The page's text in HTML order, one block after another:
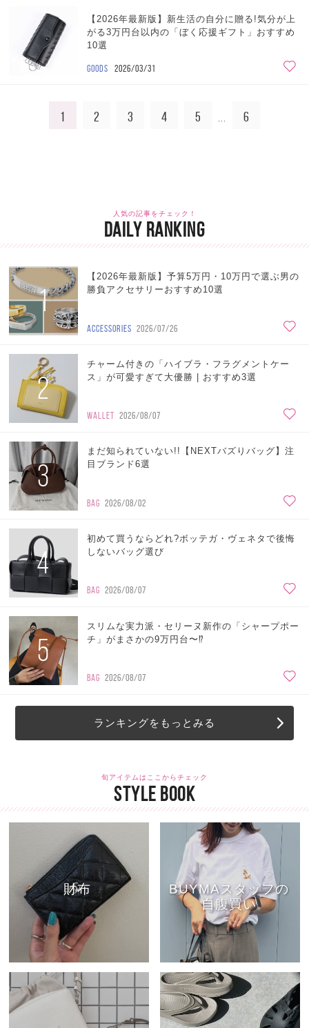
【2026年最新版】新生活の自分に贈る!気分が上
がる3万円台以内の「ぼく応援ギフト」おすすめ
10選
GOODS 2026/03/31
1 2 3 4 5 6
人気の記事をチェック！
DAILY RANKING
1
【2026年最新版】予算5万円・10万円で選ぶ男の
勝負アクセサリーおすすめ10選
ACCESSORIES 2026/07/26
2
チャーム付きの「ハイブラ・フラグメントケー
ス」が可愛すぎて大優勝 | おすすめ3選
WALLET 2026/08/07
3
まだ知られていない!!【NEXTバズりバッグ】注
目ブランド6選
BAG 2026/08/02
4
初めて買うならどれ?ボッテガ・ヴェネタで後悔
しないバッグ選び
BAG 2026/08/07
5
スリムな実力派・セリーヌ新作の「シャープポー
チ」がまさかの9万円台〜⁉
BAG 2026/08/07
ランキングをもっとみる
旬アイテムはここからチェック
STYLE BOOK
財布
BUYMAスタッフの
自腹買い